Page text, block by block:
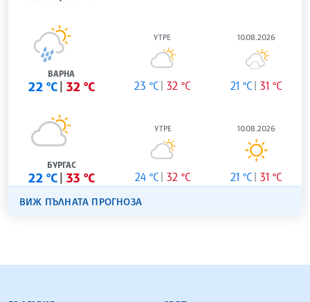
ВАРНА
22 °C 32 °C
УТРЕ
23 °C 32 °C
10.08.2026
21 °C 31 °C
БУРГАС
22 °C 33 °C
УТРЕ
24 °C 32 °C
10.08.2026
21 °C 31 °C
ВИЖ ПЪЛНАТА ПРОГНОЗА
БЪЛГАРСКА ТЕЛЕГРАФНА АГЕНЦИЯ